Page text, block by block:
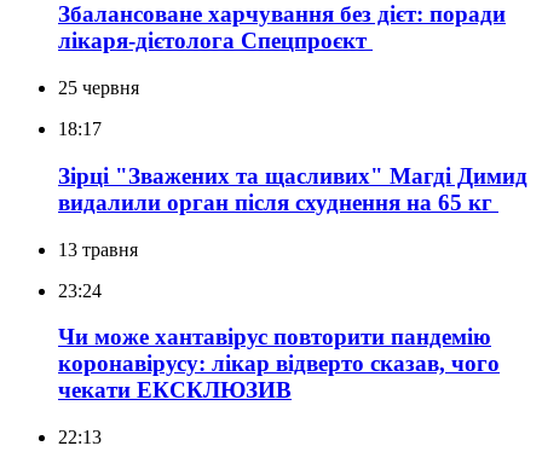
Збалансоване харчування без дієт: поради
лікаря-дієтолога Спецпроєкт
25 червня
18:17
Зірці "Зважених та щасливих" Магді Димид
видалили орган після схуднення на 65 кг
13 травня
23:24
Чи може хантавірус повторити пандемію
коронавірусу: лікар відверто сказав, чого
чекати ЕКСКЛЮЗИВ
22:13